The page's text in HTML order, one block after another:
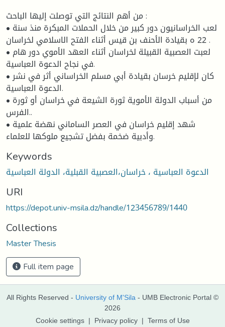
من أهم النتائج التي توصلت إليها الباحث :
• لعب الخراسانيون دور كبير من خلال الحملات المبكرة منذ سنة
22 ه بقيادة الأحنف بن قيس أثناء الفتح الاسلامي لخراسان .
• لعبت العصبية القبيلة لخراسان أثناء العهد الأموي دور هام
في نجاح الدعوة العباسية.
• كان لإقليم خرسان بقيادة أبي مسلم الخراساني أثر في نشر
الدعوة العباسية.
• من أسباب الدولة الأموية ثورة الشيعة في خراسان أو ثورة
الفرس..
• شهد إقليم خراسان في العصر الساماني نهضة علمية
وأدبية ضخمة بفضل تشجيع ملوكها للعلماء.
Keywords
الدعوة العباسية ، خراسان،العصبية القبلية، الدولة العباسية
URI
https://depot.univ-msila.dz/handle/123456789/1440
Collections
Master Thesis
Full item page
All Rights Reserved - University of M'Sila - UMB Electronic Portal ©
2026
Cookie settings | Privacy policy | Terms of Use